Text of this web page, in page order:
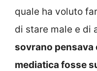
quale ha voluto
di stare male e di
sovrano pensava
mediatica fosse